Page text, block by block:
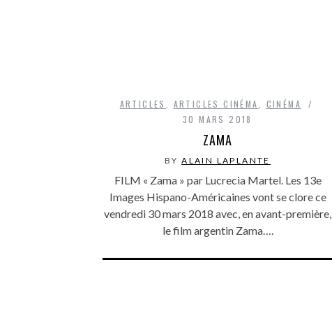
ARTICLES , ARTICLES CINÉMA, CINÉMA
30 MARS 2018
ZAMA
BYALAIN LAPLANTE
FILM « Zama » par Lucrecia Martel. Les 13e
Images Hispano-Américaines vont se clore ce
vendredi 30 mars 2018 avec, en avant-première,
le film argentin Zama….